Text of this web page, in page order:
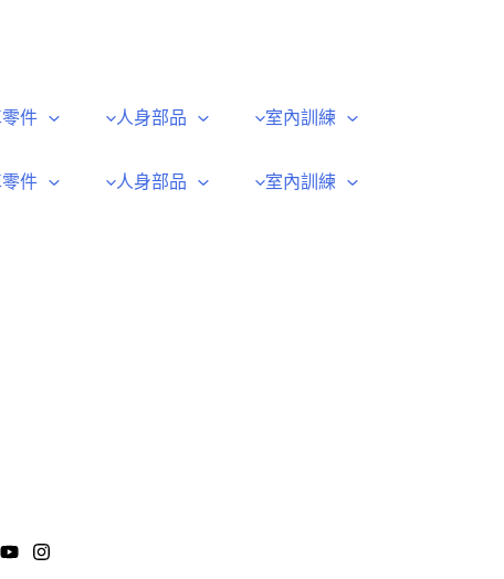
件 人身部品
室內訓練
件 人身部品
室內訓練